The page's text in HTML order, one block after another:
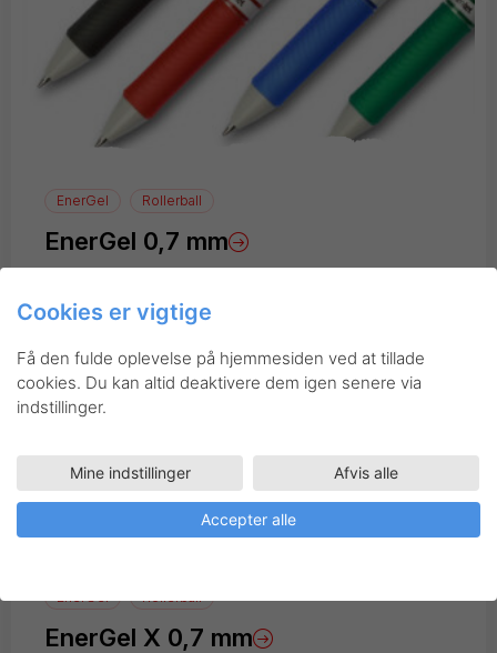
EnerGel Rollerball
EnerGel 0,7 mm
EnerGel X 0,7 mm
Cookies er vigtige
Få den fulde oplevelse på hjemmesiden ved at tillade
cookies. Du kan altid deaktivere dem igen senere via
indstillinger.
Mine indstillinger Afvis alle
Accepter alle